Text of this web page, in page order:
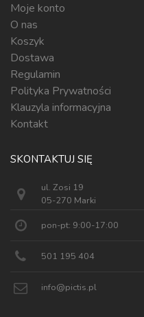
Moje konto
O nas
Koszyk
Dostawa
Regulamin
Polityka Prywatności
Klauzyla informacyjna
Kontakt
SKONTAKTUJ SIĘ
ul. Zosi 19
05-270 Marki
pon-pt: 9:00-17:00
501 195 404
info@pictis.pl